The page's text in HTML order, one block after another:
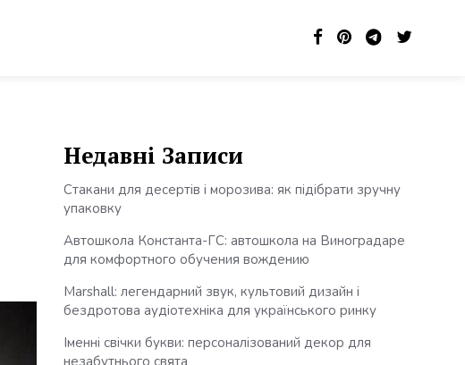
Недавні Записи
Стакани для десертів і морозива: як підібрати зручну
упаковку
Автошкола Константа-ГС: автошкола на Виноградаре
для комфортного обучения вождению
Marshall: легендарний звук, культовий дизайн і
бездротова аудіотехніка для українського ринку
Іменні свічки букви: персоналізований декор для
незабутнього свята